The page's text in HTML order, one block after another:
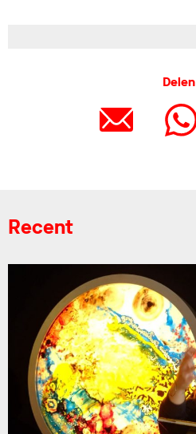
Delen
Recent